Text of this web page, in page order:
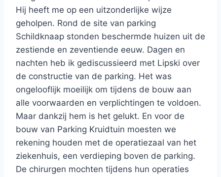
Hij heeft me op een uitzonderlijke wijze
geholpen. Rond de site van parking
Schildknaap stonden beschermde huizen uit de
zestiende en zeventiende eeuw. Dagen en
nachten heb ik gediscussieerd met Lipski over
de constructie van de parking. Het was
ongelooflijk moeilijk om tijdens de bouw aan
alle voorwaarden en verplichtingen te voldoen.
Maar dankzij hem is het gelukt. En voor de
bouw van Parking Kruidtuin moesten we
rekening houden met de operatiezaal van het
ziekenhuis, een verdieping boven de parking.
De chirurgen mochten tijdens hun operaties